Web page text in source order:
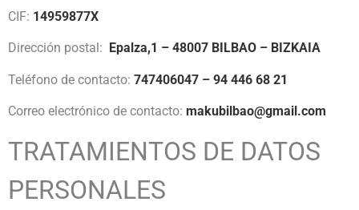
CIF: 14959877X
Dirección postal: Epalza,1 – 48007 BILBAO – BIZKAIA
Teléfono de contacto: 747406047 – 94 446 68 21
Correo electrónico de contacto: makubilbao@gmail.com
TRATAMIENTOS DE DATOS
PERSONALES